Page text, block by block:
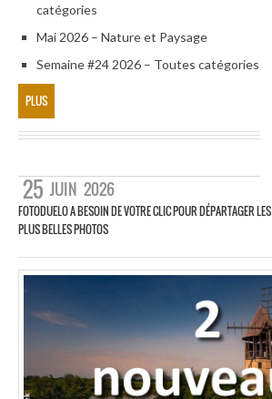
catégories
Mai 2026 – Nature et Paysage
Semaine #24 2026 – Toutes catégories
PLUS
25 JUIN 2026
FOTODUELO A BESOIN DE VOTRE CLIC POUR DÉPARTAGER LES
PLUS BELLES PHOTOS